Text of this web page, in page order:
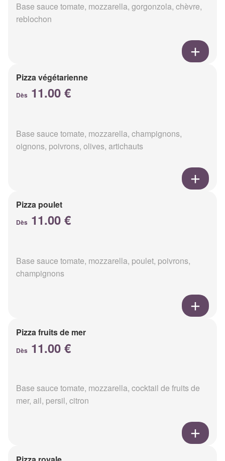
Base sauce tomate, mozzarella, gorgonzola, chèvre,
reblochon
Pizza végétarienne
Dès 11.00 €
Base sauce tomate, mozzarella, champignons,
oignons, poivrons, olives, artichauts
Pizza poulet
Dès 11.00 €
Base sauce tomate, mozzarella, poulet, poivrons,
champignons
Pizza fruits de mer
Dès 11.00 €
Base sauce tomate, mozzarella, cocktail de fruits de
mer, ail, persil, citron